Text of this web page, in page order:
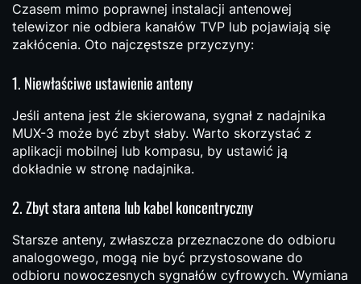
Czasem mimo poprawnej instalacji antenowej
telewizor nie odbiera kanałów TVP lub pojawiają się
zakłócenia. Oto najczęstsze przyczyny:
1. Niewłaściwe ustawienie anteny
Jeśli antena jest źle skierowana, sygnał z nadajnika
MUX-3 może być zbyt słaby. Warto skorzystać z
aplikacji mobilnej lub kompasu, by ustawić ją
dokładnie w stronę nadajnika.
2. Zbyt stara antena lub kabel koncentryczny
Starsze anteny, zwłaszcza przeznaczone do odbioru
analogowego, mogą nie być przystosowane do
odbioru nowoczesnych sygnałów cyfrowych. Wymiana